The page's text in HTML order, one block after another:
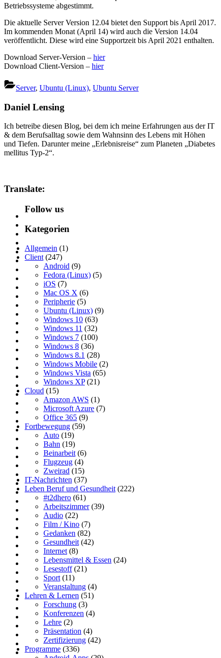
Betriebssysteme abgestimmt.
Die aktuelle Server Version 12.04 bietet den Support bis April 2017.
Im kommenden Monat (April 14) wird auch die Version 14.04
veröffentlicht. Diese wird eine Supportzeit bis April 2021 enthalten.
Download Server-Version – hier
Download Client-Version – hier
Server, Ubuntu (Linux), Ubuntu Server
Daniel Lensing
Ich betreibe diesen Blog, bei dem ich meine Erfahrungen aus der IT
& dem Berufsalltag sowie dem Wahnsinn des Lebens mit Höhen
und Tiefen. Darunter meine „Erlebnisreise“ zum Planeten „Diabetes
mellitus Typ-2“.
Translate:
Follow us
Kategorien
Allgemein (1)
Client (247)
Android (9)
Fedora (Linux) (5)
iOS (7)
Mac OS X (6)
Peripherie (5)
Ubuntu (Linux) (9)
Windows 10 (63)
Windows 11 (32)
Windows 7 (100)
Windows 8 (36)
Windows 8.1 (28)
Windows Mobile (2)
Windows Vista (65)
Windows XP(21)
Cloud (15)
Amazon AWS (1)
Microsoft Azure (7)
Office 365 (9)
Fortbewegung (59)
Auto (19)
Bahn (19)
Beinarbeit (6)
Flugzeug (4)
Zweirad (15)
IT-Nachrichten (37)
Leben Beruf und Gesundheit (222)
#t2dhero (61)
Arbeitszimmer(39)
Audio (22)
Film / Kino (7)
Gedanken (82)
Gesundheit (42)
Internet (8)
Lebensmittel & Essen (24)
Lesestoff(21)
Sport (11)
Veranstaltung (4)
Lehren & Lernen (51)
Forschung (3)
Konferenzen (4)
Lehre (2)
Präsentation (4)
Zertifizierung (42)
Programme (336)